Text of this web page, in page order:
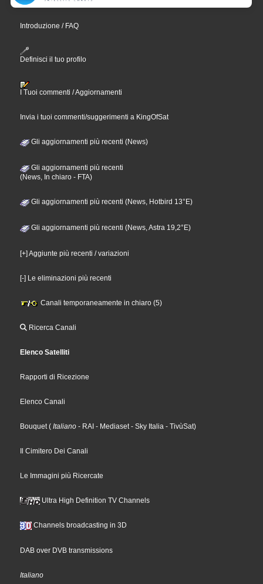
Introduzione / FAQ
Definisci il tuo profilo
I Tuoi commenti / Aggiornamenti
Invia i tuoi commenti/suggerimenti a KingOfSat
Gli aggiornamenti più recenti (News)
Gli aggiornamenti più recenti
(News, In chiaro - FTA)
Gli aggiornamenti più recenti (News, Hotbird 13°E)
Gli aggiornamenti più recenti (News, Astra 19,2°E)
[+] Aggiunte più recenti / variazioni
[-] Le eliminazioni più recenti
Canali temporaneamente in chiaro (5)
Ricerca Canali
Elenco Satelliti
Rapporti di Ricezione
Elenco Canali
Bouquet( Italiano - RAI - Mediaset- Sky Italia - TivùSat)
Il Cimitero Dei Canali
Le Immagini più Ricercate
Ultra High Definition TV Channels
Channels broadcasting in 3D
DAB over DVB transmissions
Italiano